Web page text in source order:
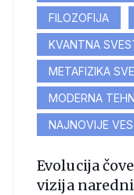
FILOZOFIJA
KVANTNA
METAFIZIKA
MODERNA
NAJNOVIJE
Evolucija
vizija